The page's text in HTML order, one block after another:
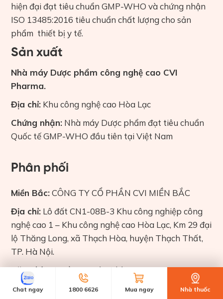
hiện đại đạt tiêu chuẩn GMP-WHO và chứng nhận
ISO 13485:2016 tiêu chuẩn chất lượng cho sản
phẩm thiết bị y tế.
Sản xuất
Nhà máy Dược phẩm công nghệ cao CVI
Pharma.
Địa chỉ: Khu công nghệ cao Hòa Lạc
Chứng nhận: Nhà máy Dược phẩm đạt tiêu chuẩn
Quốc tế GMP-WHO đầu tiên tại Việt Nam
Phân phối
Miền Bắc:CÔNG TY CỔ PHẦN CVI MIỀN BẮC
Địa chỉ: Lô đất CN1-08B-3 Khu công nghiệp công
nghệ cao 1 – Khu công nghệ cao Hòa Lạc, Km 29 đại
lộ Thăng Long, xã Thạch Hòa, huyện Thạch Thất,
TP. Hà Nội.
Văn phòng:Tầng 5 -Tòa nhà Comatce Tower –
Quận Thanh Xuân – Hà Nội
Chat ngay 1800 6626 Mua ngay Nhà thuốc